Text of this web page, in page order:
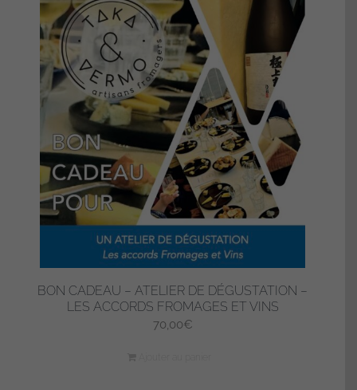
BON CADEAU – ATELIER DE DÉGUSTATION –
LES ACCORDS FROMAGES ET VINS
70,00€